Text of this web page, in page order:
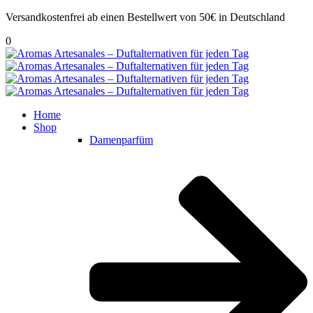
Versandkostenfrei ab einen Bestellwert von 50€ in Deutschland
0
Home
Shop
Damenparfüm